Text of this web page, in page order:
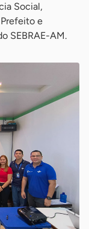
Social,
e
SEBRAE-AM.